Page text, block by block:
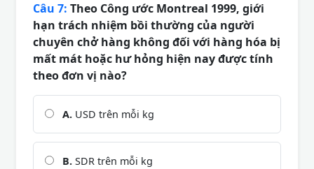
Câu 7: Theo Công ước Montreal 1999, giới
hạn trách nhiệm bồi thường của người
chuyên chở hàng không đối với hàng hóa bị
mất mát hoặc hư hỏng hiện nay được tính
theo đơn vị nào?
A. USD trên mỗi kg
B. SDR trên mỗi kg